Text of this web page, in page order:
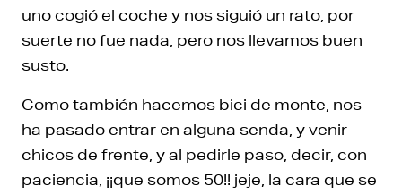
uno cogió el coche y nos siguió un rato, por
suerte no fue nada, pero nos llevamos buen
susto.
Como también hacemos bici de monte, nos
ha pasado entrar en alguna senda, y venir
chicos de frente, y al pedirle paso, decir, con
paciencia, ¡¡que somos 50!! jeje, la cara que se